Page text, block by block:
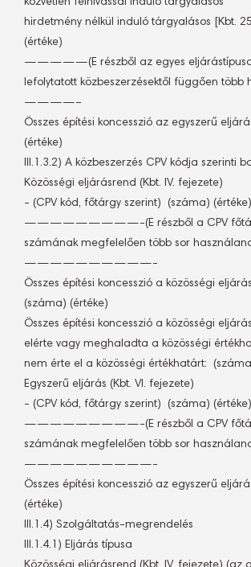
közvetlen felhívással induló tárgyalásos
hirdetmény nélkül induló tárgyalásos [Kbt. 252.
(értéke)
—————(E részből az egyes
lefolytatott közbeszerzésektől függően több
————–
Összes építési koncesszió az egyszerű
(értéke)
III.1.3.2) A közbeszerzés CPV kódja szerinti
Közösségi eljárásrend (Kbt. IV. fejezete)
- (CPV kód, főtárgy szerint)  (száma) (értéke)
—————————-(E részből a CPV
számának megfelelően több sor
——————————-
Összes építési koncesszió a közösségi
(száma) (értéke)
Összes építési koncesszió a közösségi
elérte vagy meghaladta a közösségi
nem érte el a közösségi értékhatárt: 
Egyszerű eljárás (Kbt. VI. fejezete)
- (CPV kód, főtárgy szerint)  (száma) (értéke)
—————————-(E részből a CPV
számának megfelelően több sor
——————————-
Összes építési koncesszió az egyszerű
(értéke)
III.1.4) Szolgáltatás-megrendelés
III.1.4.1) Eljárás típusa